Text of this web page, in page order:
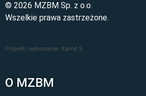
© 2026 MZBM Sp. z o.o.
Wszelkie prawa zastrzeżone.
Projekt i wykonanie: Kamil S
O MZBM